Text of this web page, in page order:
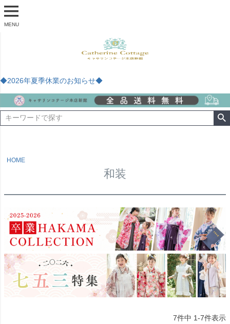
MENU
◆2026年夏季休業のお知らせ◆
HOME
和装
7件中 1-7件表示